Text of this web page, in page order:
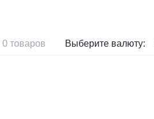
0 товаров Выберите валюту: